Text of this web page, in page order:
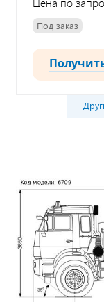
Под заказ